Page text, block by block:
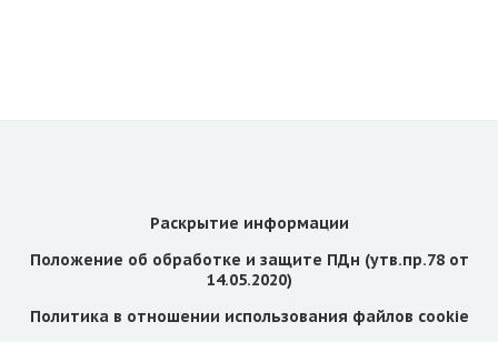
Раскрытие информации
Положение об обработке и защите ПДн (утв.пр.78 от
14.05.2020)
Политика в отношении использования файлов cookie